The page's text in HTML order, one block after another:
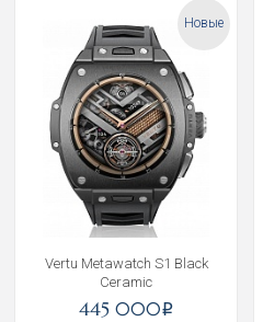
Новые
Vertu Metawatch S1 Black
Ceramic
445 000i